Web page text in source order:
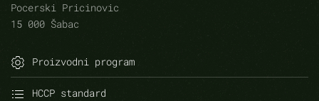
Pocerski Pricinovic
15 000 Šabac
Proizvodni program
HCCP standard